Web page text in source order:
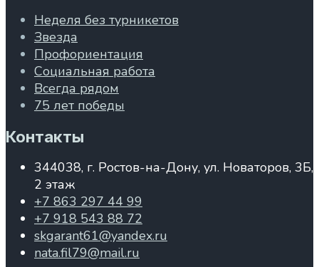
Неделя без турникетов
Звезда
Профориентация
Социальная работа
Всегда рядом
75 лет победы
Контакты
344038, г. Ростов-на-Дону, ул. Новаторов, 3Б,
2 этаж
+7 863 297 44 99
+7 918 543 88 72
skgarant61@yandex.ru
nata.fil79@mail.ru